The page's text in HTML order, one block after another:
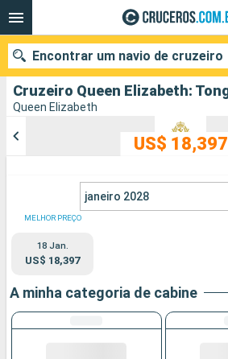
Queen Elizabeth
US$ 18,397
janeiro 2028
MELHOR PREÇO
18 Jan.
US$ 18,397
A minha categoria de cabine
Encontrar um navio de cruzeiro
Data de partida
Cidades